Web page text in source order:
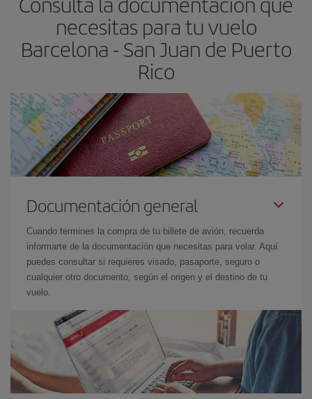
necesitas para tu vuelo
Barcelona - San Juan de Puerto
Rico
Documentación general
Cuando termines la compra de tu billete de avión, recuerda
informarte de la documentación que necesitas para volar. Aquí
puedes consultar si requieres visado, pasaporte, seguro o
cualquier otro documento, según el origen y el destino de tu
vuelo.